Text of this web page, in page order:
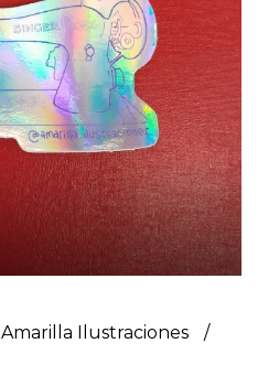
Amarilla Ilustraciones